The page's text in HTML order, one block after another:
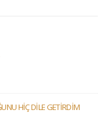
HİÇ DİLE GETİRDİM